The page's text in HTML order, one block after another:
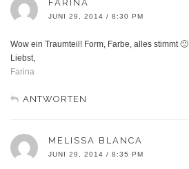
FARINA
JUNI 29, 2014 / 8:30 PM
Wow ein Traumteil! Form, Farbe, alles stimmt 🙂
Liebst,
Farina
ANTWORTEN
MELISSA BLANCA
JUNI 29, 2014 / 8:35 PM